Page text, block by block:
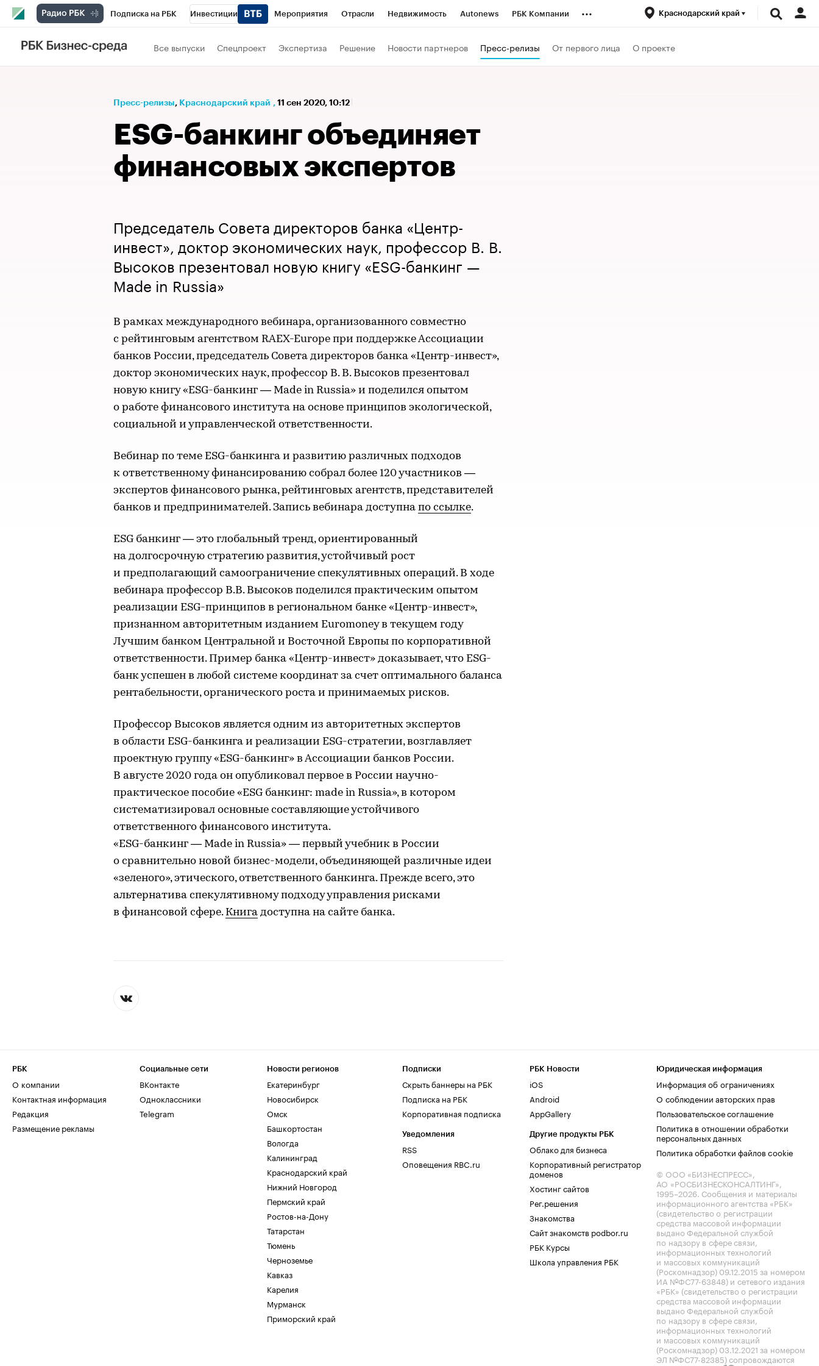
Подписка на РБК Инвестиции Мероприятия Отрасли Недвижимость Autonews РБК Компании
Телеканал
Спецпроекты Проверка контрагентов Экономика
... Краснодарский край
Все выпуски Спецпроект Экспертиза Решение Новости партнеров Пресс-релизы От первого лица О проекте
Пресс-релизы⁠, Краснодарский край , 11 сен 2020, 10:12
ESG-банкинг объединяет
финансовых экспертов
Председатель Совета директоров банка «Центр-
инвест», доктор экономических наук, профессор В. В.
Высоков презентовал новую книгу «ESG-банкинг —
Made in Russia»
В рамках международного вебинара, организованного совместно
с рейтинговым агентством RAEX-Europe при поддержке Ассоциации
банков России, председатель Совета директоров банка «Центр-инвест»,
доктор экономических наук, профессор В. В. Высоков презентовал
новую книгу «ESG-банкинг — Made in Russia» и поделился опытом
о работе финансового института на основе принципов экологической,
социальной и управленческой ответственности.
Вебинар по теме ESG-банкинга и развитию различных подходов
к ответственному финансированию собрал более 120 участников —
экспертов финансового рынка, рейтинговых агентств, представителей
банков и предпринимателей. Запись вебинара доступна по ссылке.
ESG банкинг — это глобальный тренд, ориентированный
на долгосрочную стратегию развития, устойчивый рост
и предполагающий самоограничение спекулятивных операций. В ходе
вебинара профессор В.В. Высоков поделился практическим опытом
реализации ESG-принципов в региональном банке «Центр-инвест»,
признанном авторитетным изданием Euromoney в текущем году
Лучшим банком Центральной и Восточной Европы по корпоративной
ответственности. Пример банка «Центр-инвест» доказывает, что ESG-
банк успешен в любой системе координат за счет оптимального баланса
рентабельности, органического роста и принимаемых рисков.
Профессор Высоков является одним из авторитетных экспертов
в области ESG-банкинга и реализации ESG-стратегии, возглавляет
проектную группу «ESG-банкинг» в Ассоциации банков России.
В августе 2020 года он опубликовал первое в России научно-
практическое пособие «ESG банкинг: made in Russia», в котором
систематизировал основные составляющие устойчивого
ответственного финансового института.
«ESG-банкинг — Made in Russia» — первый учебник в России
о сравнительно новой бизнес-модели, объединяющей различные идеи
«зеленого», этического, ответственного банкинга. Прежде всего, это
альтернатива спекулятивному подходу управления рисками
в финансовой сфере. Книга доступна на сайте банка.
РБК
О компании
Контактная информация
Редакция
Размещение рекламы
Социальные сети
ВКонтакте
Одноклассники
Telegram
Новости регионов
Екатеринбург
Новосибирск
Омск
Башкортостан
Вологда
Калининград
Краснодарский край
Нижний Новгород
Пермский край
Ростов-на-Дону
Татарстан
Тюмень
Черноземье
Кавказ
Карелия
Мурманск
Приморский край
Подписки
Скрыть баннеры на РБК
Подписка на РБК
Корпоративная подписка
Уведомления
RSS
Оповещения RBC.ru
РБК Новости
iOS
Android
AppGallery
Другие продукты РБК
Облако для бизнеса
Корпоративный регистратор
доменов
Хостинг сайтов
Рег.решения
Знакомства
Сайт знакомств podbor.ru
РБК Курсы
Школа управления РБК
Юридическая информация
Информация об ограничениях
О соблюдении авторских прав
Пользовательское соглашение
Политика в отношении обработки
персональных данных
Политика обработки файлов cookie
© ООО «БИЗНЕСПРЕСС»,
АО «РОСБИЗНЕСКОНСАЛТИНГ»,
1995–2026. Сообщения и материалы
информационного агентства «РБК»
(свидетельство о регистрации
средства массовой информации
выдано Федеральной службой
по надзору в сфере связи,
информационных технологий
и массовых коммуникаций
(Роскомнадзор) 09.12.2015 за номером
ИА №ФС77-63848) и сетевого издания
«РБК» (свидетельство о регистрации
средства массовой информации
выдано Федеральной службой
по надзору в сфере связи,
информационных технологий
и массовых коммуникаций
(Роскомнадзор) 03.12.2021 за номером
ЭЛ №ФС77-82385) сопровождаются